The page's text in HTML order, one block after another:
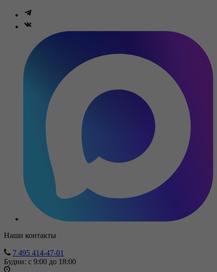
Наши контакты
7 495 414-47-01
Будни: с 9:00 до 18:00